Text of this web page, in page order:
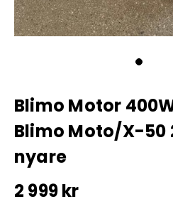
Blimo Motor
Blimo Moto/X-50
nyare
2 999 kr